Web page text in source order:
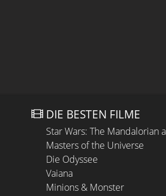
DIE BESTEN FILME
Star Wars: The Mandalorian
Masters of the Universe
Die Odyssee
Vaiana
Minions & Monster